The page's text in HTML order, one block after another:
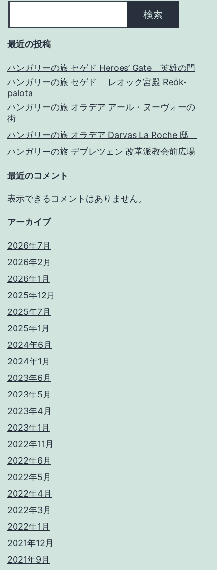
検索
最近の投稿
ハンガリーの旅 セゲド Heroes’ Gate 英雄の門
ハンガリーの旅 セゲド レオック宮殿 Reök-
palota
ハンガリーの旅 オラデア アール・ヌーヴォーの
街
ハンガリーの旅 オラデア Darvas La Roche 邸
ハンガリーの旅 デブレツェン 改革派教会前広場
最近のコメント
表示できるコメントはありません。
アーカイブ
2026年7月
2026年2月
2026年1月
2025年12月
2025年7月
2025年1月
2024年6月
2024年1月
2023年6月
2023年5月
2023年4月
2023年1月
2022年11月
2022年6月
2022年5月
2022年4月
2022年3月
2022年1月
2021年12月
2021年9月